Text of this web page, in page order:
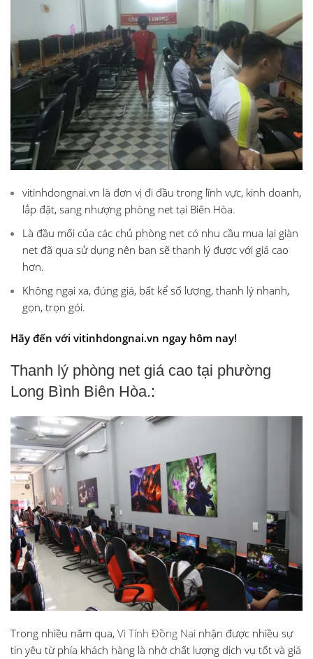
vitinhdongnai.vn là đơn vị đi đầu trong lĩnh vực, kinh doanh,
lắp đặt, sang nhượng phòng net tại Biên Hòa.
Là đầu mối của các chủ phòng net có nhu cầu mua lại giàn
net đã qua sử dụng nên bạn sẽ thanh lý được với giá cao
hơn.
Không ngại xa, đúng giá, bất kể số lượng, thanh lý nhanh,
gọn, trọn gói.
Hãy đến với vitinhdongnai.vn ngay hôm nay!
Thanh lý phòng net giá cao tại phường
Long Bình Biên Hòa.:
Trong nhiều năm qua, Vi Tính Đồng Nai nhận được nhiều sự
tin yêu từ phía khách hàng là nhờ chất lượng dịch vụ tốt và giá